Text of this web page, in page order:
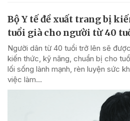
Bộ Y tế đề xuất trang bị
tuổi già cho người từ 40
Người dân từ 40 tuổi trở lên sẽ
kiến thức, kỹ năng, chuẩn bị cho
lối sống lành mạnh, rèn luyện sức
việc làm...